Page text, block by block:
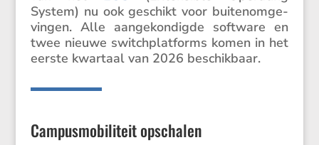
System) nu ook geschikt voor buite­nom­ge­
vingen. Alle aange­kon­digde software en
twee nieuwe switch­plat­forms komen in het
eerste kwartaal van 2026 beschikbaar.
Campusmobiliteit opschalen